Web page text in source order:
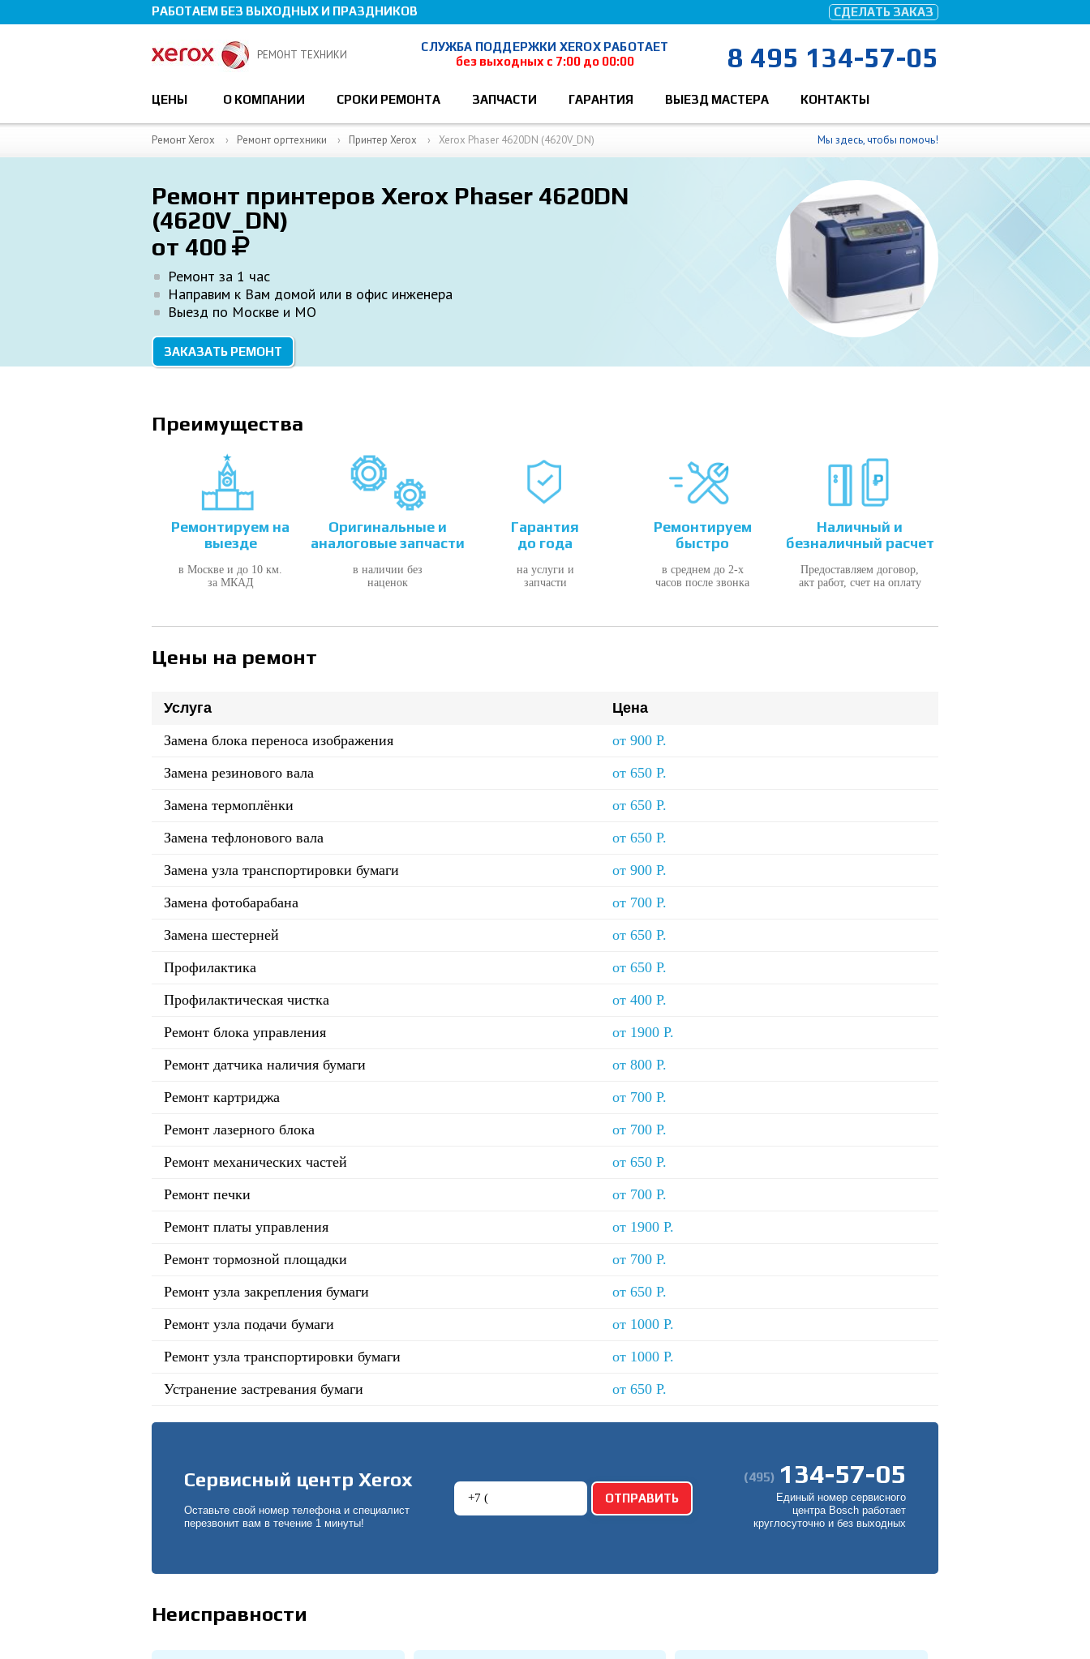
РАБОТАЕМ БЕЗ ВЫХОДНЫХ И ПРАЗДНИКОВ СДЕЛАТЬ ЗАКАЗ
РЕМОНТ ТЕХНИКИ
СЛУЖБА ПОДДЕРЖКИ XEROX РАБОТАЕТ
без выходных с 7:00 до 00:00
8 495 134-57-05
ЦЕНЫ О КОМПАНИИ СРОКИ РЕМОНТА ЗАПЧАСТИ ГАРАНТИЯ ВЫЕЗД МАСТЕРА КОНТАКТЫ
Ремонт Xerox Ремонт оргтехники Принтер Xerox Xerox Phaser 4620DN (4620V_DN) Мы здесь, чтобы помочь!
Ремонт принтеров Xerox Phaser 4620DN
(4620V_DN)
от 400
Ремонт за 1 час
Направим к Вам домой или в офис инженера
Выезд по Москве и МО
ЗАКАЗАТЬ РЕМОНТ
Преимущества
Ремонтируем на
выезде
в Москве и до 10 км.
за МКАД
Оригинальные и
аналоговые запчасти
в наличии без
наценок
Гарантия
до года
на услуги и
запчасти
Ремонтируем
быстро
в среднем до 2-х
часов после звонка
Наличный и
безналичный расчет
Предоставляем договор,
акт работ, счет на оплату
Цены на ремонт
Услуга
Цена
Замена блока переноса изображения
от 900 Р.
Замена резинового вала
от 650 Р.
Замена термоплёнки
от 650 Р.
Замена тефлонового вала
от 650 Р.
Замена узла транспортировки бумаги
от 900 Р.
Замена фотобарабана
от 700 Р.
Замена шестерней
от 650 Р.
Профилактика
от 650 Р.
Профилактическая чистка
от 400 Р.
Ремонт блока управления
от 1900 Р.
Ремонт датчика наличия бумаги
от 800 Р.
Ремонт картриджа
от 700 Р.
Ремонт лазерного блока
от 700 Р.
Ремонт механических частей
от 650 Р.
Ремонт печки
от 700 Р.
Ремонт платы управления
от 1900 Р.
Ремонт тормозной площадки
от 700 Р.
Ремонт узла закрепления бумаги
от 650 Р.
Ремонт узла подачи бумаги
от 1000 Р.
Ремонт узла транспортировки бумаги
от 1000 Р.
Устранение застревания бумаги
от 650 Р.
Сервисный центр Xerox
Оставьте свой номер телефона и специалист
перезвонит вам в течение 1 минуты!
(495) 134-57-05
Единый номер сервисного
центра Bosch работает
круглосуточно и без выходных
Неисправности